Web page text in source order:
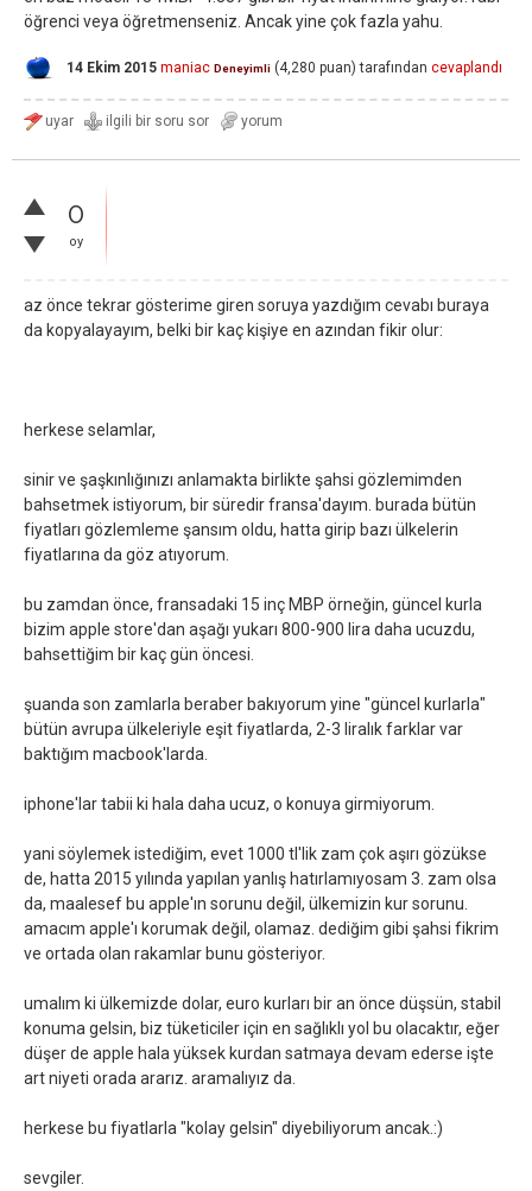
öğrenci veya öğretmenseniz. Ancak yine çok fazla yahu.
14 Ekim 2015 maniac Deneyimli (4,280 puan) tarafından cevaplandı
0
oy
az önce tekrar gösterime giren soruya yazdığım cevabı buraya
da kopyalayayım, belki bir kaç kişiye en azından fikir olur:
herkese selamlar,
sinir ve şaşkınlığınızı anlamakta birlikte şahsi gözlemimden
bahsetmek istiyorum, bir süredir fransa'dayım. burada bütün
fiyatları gözlemleme şansım oldu, hatta girip bazı ülkelerin
fiyatlarına da göz atıyorum.
bu zamdan önce, fransadaki 15 inç MBP örneğin, güncel kurla
bizim apple store'dan aşağı yukarı 800-900 lira daha ucuzdu,
bahsettiğim bir kaç gün öncesi.
şuanda son zamlarla beraber bakıyorum yine "güncel kurlarla"
bütün avrupa ülkeleriyle eşit fiyatlarda, 2-3 liralık farklar var
baktığım macbook'larda.
iphone'lar tabii ki hala daha ucuz, o konuya girmiyorum.
yani söylemek istediğim, evet 1000 tl'lik zam çok aşırı gözükse
de, hatta 2015 yılında yapılan yanlış hatırlamıyosam 3. zam olsa
da, maalesef bu apple'ın sorunu değil, ülkemizin kur sorunu.
amacım apple'ı korumak değil, olamaz. dediğim gibi şahsi fikrim
ve ortada olan rakamlar bunu gösteriyor.
umalım ki ülkemizde dolar, euro kurları bir an önce düşsün, stabil
konuma gelsin, biz tüketiciler için en sağlıklı yol bu olacaktır, eğer
düşer de apple hala yüksek kurdan satmaya devam ederse işte
art niyeti orada ararız. aramalıyız da.
herkese bu fiyatlarla "kolay gelsin" diyebiliyorum ancak.:)
sevgiler.